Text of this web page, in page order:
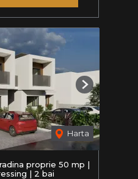
Harta
Next
proprie 50 mp |
| 2 bai